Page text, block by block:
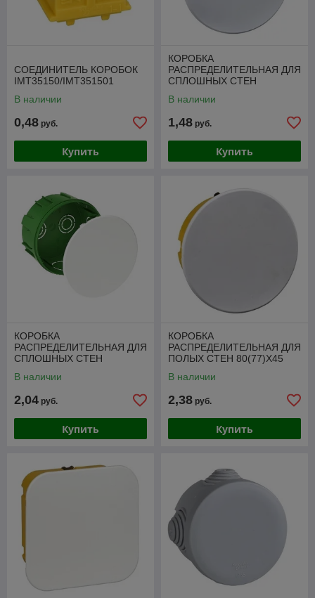
СОЕДИНИТЕЛЬ КОРОБОК
IMT35150/IMT351501
В наличии
0,48 руб.
Купить
КОРОБКА
РАСПРЕДЕЛИТЕЛЬНАЯ ДЛЯ
СПЛОШНЫХ СТЕН
В наличии
1,48 руб.
Купить
КОРОБКА
РАСПРЕДЕЛИТЕЛЬНАЯ ДЛЯ
СПЛОШНЫХ СТЕН
В наличии
2,04 руб.
Купить
КОРОБКА
РАСПРЕДЕЛИТЕЛЬНАЯ ДЛЯ
ПОЛЫХ СТЕН 80(77)X45
В наличии
2,38 руб.
Купить